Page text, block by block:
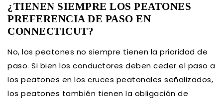
¿TIENEN SIEMPRE LOS PEATONES
PREFERENCIA DE PASO EN
CONNECTICUT?
No, los peatones no siempre tienen la prioridad de
paso. Si bien los conductores deben ceder el paso a
los peatones en los cruces peatonales señalizados,
los peatones también tienen la obligación de